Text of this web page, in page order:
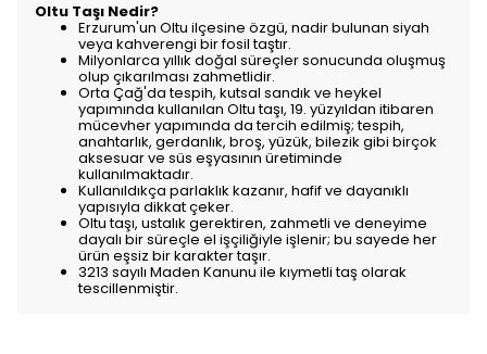
Oltu Taşı Nedir?
Erzurum'un Oltu ilçesine özgü, nadir bulunan siyah
veya kahverengi bir fosil taştır.
Milyonlarca yıllık doğal süreçler sonucunda oluşmuş
olup çıkarılması zahmetlidir.
Orta Çağ'da tespih, kutsal sandık ve heykel
yapımında kullanılan Oltu taşı, 19. yüzyıldan itibaren
mücevher yapımında da tercih edilmiş; tespih,
anahtarlık, gerdanlık, broş, yüzük, bilezik gibi birçok
aksesuar ve süs eşyasının üretiminde
kullanılmaktadır.
Kullanıldıkça parlaklık kazanır, hafif ve dayanıklı
yapısıyla dikkat çeker.
Oltu taşı, ustalık gerektiren, zahmetli ve deneyime
dayalı bir süreçle el işçiliğiyle işlenir; bu sayede her
ürün eşsiz bir karakter taşır.
3213 sayılı Maden Kanunu ile kıymetli taş olarak
tescillenmiştir.